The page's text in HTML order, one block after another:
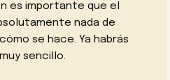
es importante que el
nada de
se hace. Ya habrás
sencillo.